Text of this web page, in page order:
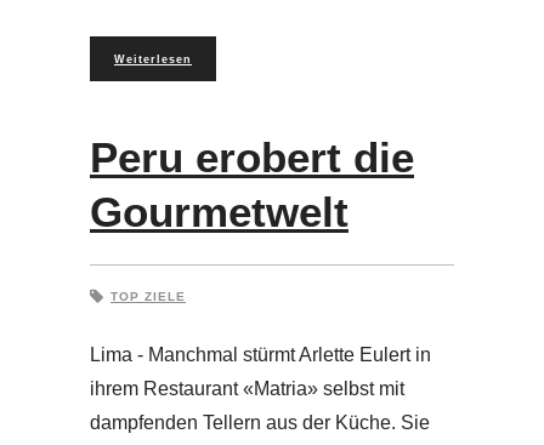
Weiterlesen
Peru erobert die
Gourmetwelt
TOP ZIELE
Lima - Manchmal stürmt Arlette Eulert in
ihrem Restaurant «Matria» selbst mit
dampfenden Tellern aus der Küche. Sie